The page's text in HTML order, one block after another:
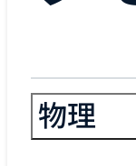
物理